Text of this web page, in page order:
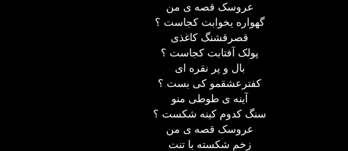
عروسک قصه ی من
گهواره یخوابت کجاست ؟
قصرقشنگ کاغذی
پولک آفتابت کجاست ؟
بال و پر نقره ای
کفترعشقمو کی بست ؟
آینه ی طوطی منو
سنگ کدوم کینه شکست ؟
عروسک قصه ی من
زخم شکسته با تنت